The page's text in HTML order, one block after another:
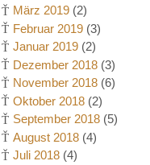
März 2019 (2)
Februar 2019 (3)
Januar 2019 (2)
Dezember 2018 (3)
November 2018 (6)
Oktober 2018 (2)
September 2018 (5)
August 2018 (4)
Juli 2018 (4)